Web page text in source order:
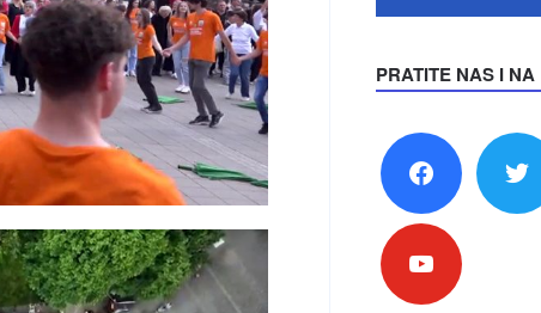
PRATITE NAS I NA
facebook twitter
youtube